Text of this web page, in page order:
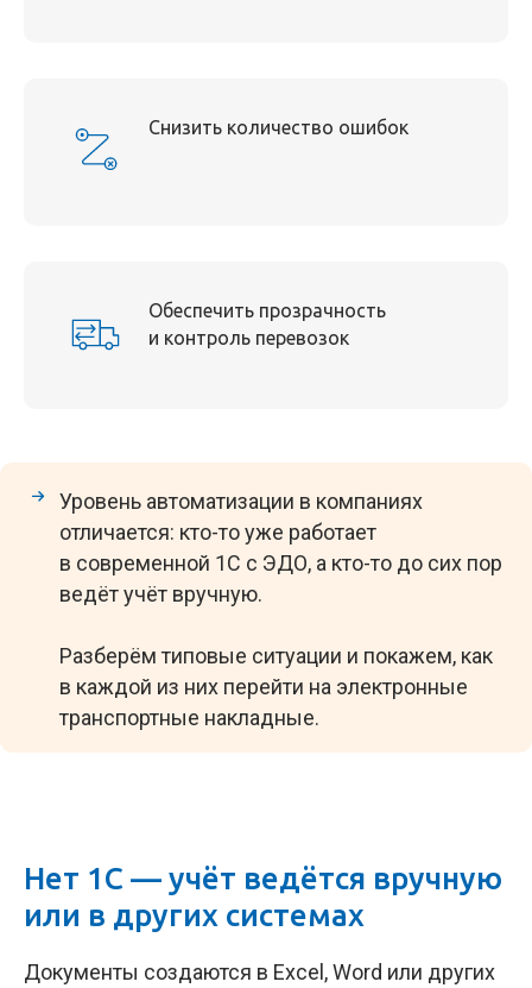
Cнизить количество ошибок
Обеспечить прозрачность
и контроль перевозок
Уровень автоматизации в компаниях
отличается: кто-то уже работает
в современной 1С с ЭДО, а кто-то до сих пор
ведёт учёт вручную.
Разберём типовые ситуации и покажем, как
в каждой из них перейти на электронные
транспортные накладные.
Нет 1С — учёт ведётся вручную
или в других системах
Документы создаются в Excel, Word или других